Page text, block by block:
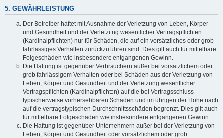
5. GEWÄHRLEISTUNG
Der Betreiber haftet mit Ausnahme der Verletzung von Leben, Körper
und Gesundheit und der Verletzung wesentlicher Vertragspflichten
(Kardinalpflichten) nur für Schäden, die auf ein vorsätzliches oder grob
fahrlässiges Verhalten zurückzuführen sind. Dies gilt auch für mittelbare
Folgeschäden wie insbesondere entgangenen Gewinn.
Die Haftung ist gegenüber Verbrauchern außer bei vorsätzlichem oder
grob fahrlässigem Verhalten oder bei Schäden aus der Verletzung von
Leben, Körper und Gesundheit und der Verletzung wesentlicher
Vertragspflichten (Kardinalpflichten) auf die bei Vertragsschluss
typischerweise vorhersehbaren Schäden und im übrigen der Höhe nach
auf die vertragstypischen Durchschnittsschäden begrenzt. Dies gilt auch
für mittelbare Folgeschäden wie insbesondere entgangenen Gewinn.
Die Haftung ist gegenüber Unternehmern außer bei der Verletzung von
Leben, Körper und Gesundheit oder vorsätzlichem oder grob